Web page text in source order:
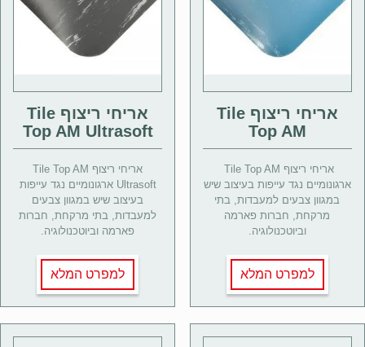
אריחי ריצוף Tile
Top AM
ארגונומיים נגד עייפות בעיצוב שיש
במגוון צבעים למעבדות, בתי
מרקחת, חברות פארמה
וביוטכנולוגיה.
למפרט המלא
אריחי ריצוף Tile
Top AM Ultrasoft
אריחי ריצוף Tile Top AM
Ultrasoft ארגונומיים נגד עייפות
בעיצוב שיש במגוון צבעים
למעבדות, בתי מרקחת, חברות
פארמה וביוטכנולוגיה.
למפרט המלא